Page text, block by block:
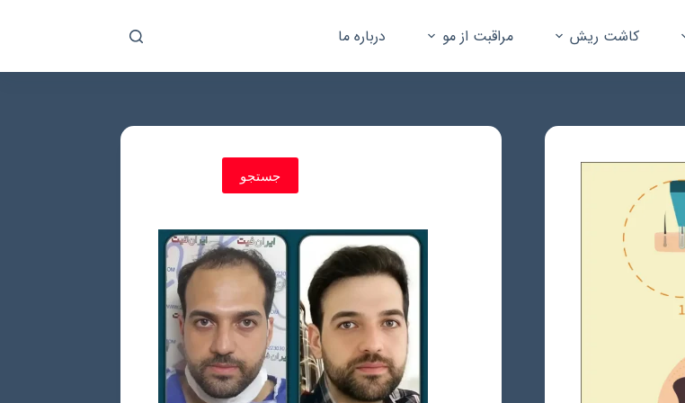
کاشت ریش مراقبت از مو درباره ما
جستجو